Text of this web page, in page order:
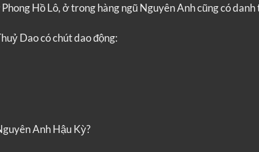
Hồ Lô, ở trong hàng ngũ Nguyên Anh cũng có danh
Dao có chút dao động:
Anh Hậu Kỳ?